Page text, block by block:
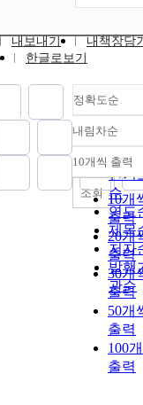
내보내기
내책장담
한글로보기
정확도순
정확
순
인기
순
연도
제목
저자
발행
관순
내림차순
내림
10개씩 출력
10개
출력
20개
출력
30개
출력
50개
출력
100
출력
조회